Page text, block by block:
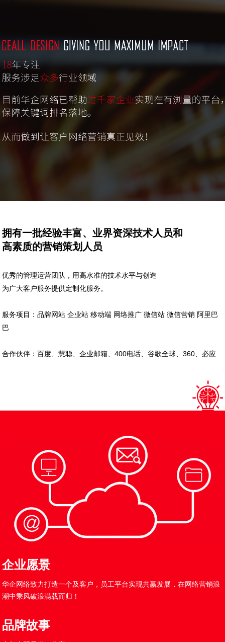
拥有一批经验丰富、业界资深技术人员和
高素质的营销策划人员
优秀的管理运营团队，用高水准的技术水平与创造
为广大客户服务提供定制化服务。
服务项目：品牌网站 企业站 移动端 网络推广 微信站 微信营销 阿里巴
巴
合作伙伴：百度、慧聪、企业邮箱、400电话、谷歌全球、360、必应
企业愿景
华企网络致力打造一个及客户，员工平台实现共赢发展，在网络营销浪
潮中乘风破浪满载而归！
品牌故事